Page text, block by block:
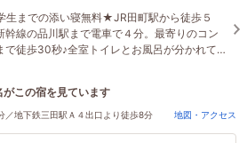
までの添い寝無料★JR田町駅から徒歩５
幹線の品川駅まで電車で４分。最寄りのコン
で徒歩30秒♪全室トイレとお風呂が分かれてい
ごゆっくりとお寛ぎ頂けます。
がこの宿を見ています
間前に予約されました
／地下鉄三田駅Ａ４出口より徒歩8分 地図・アクセス